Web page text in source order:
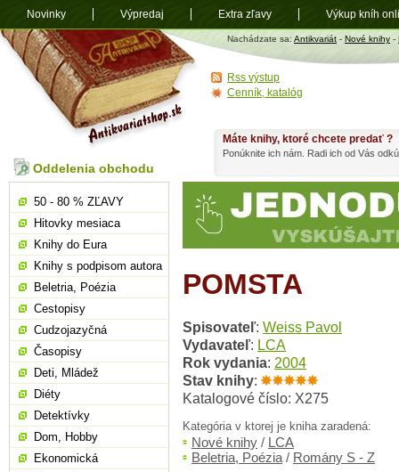
Antikvariát
shop.sk
Nachádzate sa: Antikvariát - Nové knihy -
POMSTA
Spisovateľ: Weiss Pavol
Vydavateľ: LCA
Rok vydania: 2004
Stav knihy:
Katalogové číslo: X275
Kategória v ktorej je kniha zaradená:
Nové knihy / LCA
Beletria, Poézia / Romány S - Z
Máte knihy, ktoré chcete predať ?
Ponúknite ich nám. Radi ich od Vás
Oddelenia obchodu
50 - 80 % ZĽAVY
Hitovky mesiaca
Knihy do Eura
Knihy s podpisom autora
Beletria, Poézia
Cestopisy
Cudzojazyčná
Časopisy
Deti, Mládež
Diéty
Detektívky
Dom, Hobby
Ekonomická
Rss výstup
Cenník, katalóg
Novinky Výpredaj Extra zľavy Výkup kníh